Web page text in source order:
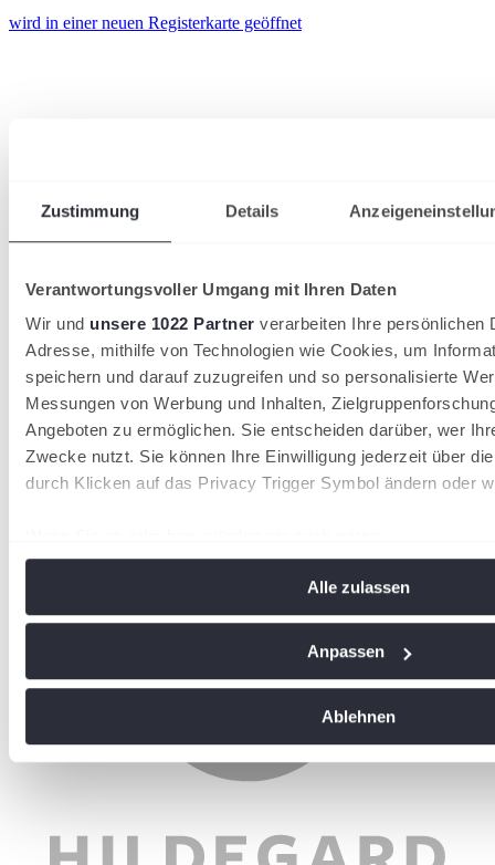
Zustimmung Details
Verantwortungsvoller Umgang mit Ihren Daten
Wir und unsere 1022 Partner verarbeiten Ihre persönlichen
Adresse, mithilfe von Technologien wie Cookies, um
speichern und darauf zuzugreifen und so personalisierte
Messungen von Werbung und Inhalten,
Angeboten zu ermöglichen. Sie entscheiden darüber, wer
Zwecke nutzt. Sie können Ihre Einwilligung jederzeit über
durch Klicken auf das Privacy Trigger Symbol ändern oder
Ihr Gerät durch aktives Scannen nach bestimmten
Erfahren Sie mehr darüber, wie Ihre persönlichen Daten
soziale Medien anbieten zu können und die Zugriffe auf
an unsere Partner für soziale Medien, Werbung und
Alle zulassen
Anpassen
Ablehnen
wird in einer neuen Registerkarte geöffnet